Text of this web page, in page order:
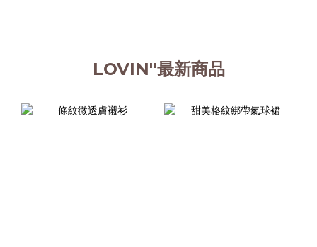
LOVIN''最新商品